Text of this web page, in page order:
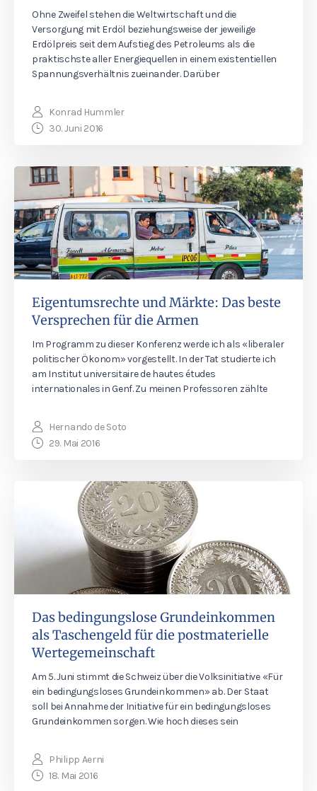
Ohne Zweifel stehen die Weltwirtschaft und die
Versorgung mit Erdöl beziehungsweise der jeweilige
Erdölpreis seit dem Aufstieg des Petroleums als die
praktischste aller Energiequellen in einem existentiellen
Spannungsverhältnis zueinander. Darüber
Konrad Hummler
30. Juni 2016
Eigentumsrechte und Märkte: Das beste
Versprechen für die Armen
Im Programm zu dieser Konferenz werde ich als «liberaler
politischer Ökonom» vorgestellt. In der Tat studierte ich
am Institut universitaire de hautes études
internationales in Genf. Zu meinen Professoren zählte
Hernando de Soto
29. Mai 2016
Das bedingungslose Grundeinkommen
als Taschengeld für die postmaterielle
Wertegemeinschaft
Am 5. Juni stimmt die Schweiz über die Volksinitiative «Für
ein bedingungsloses Grundeinkommen» ab. Der Staat
soll bei Annahme der Initiative für ein bedingungsloses
Grundeinkommen sorgen. Wie hoch dieses sein
Philipp Aerni
18. Mai 2016